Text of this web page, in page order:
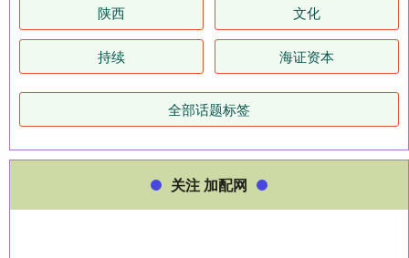
陕西 文化
持续 海证资本
全部话题标签
关注 加配网